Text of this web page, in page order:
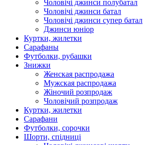
Чоловічі джинси полубатал
Чоловічі джинси батал
Чоловічі джинси супер батал
Джинси юніор
Куртки, жилетки
Сарафаны
Футболки, рубашки
Знижки
Женская распродажа
Мужская распродажа
Жіночий розпродаж
Чоловічий розпродаж
Куртки, жилетки
Сарафани
Футболки, сорочки
Шорти, спідниці